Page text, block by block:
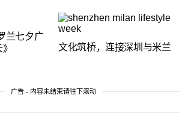
兰七夕广
文化筑桥，连接深圳与米兰
广告 - 内容未结束请往下滚动